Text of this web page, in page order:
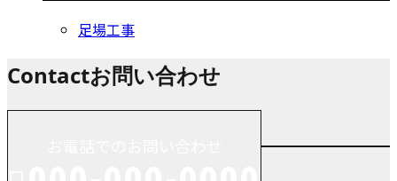
足場工事
Contactお問い合わせ